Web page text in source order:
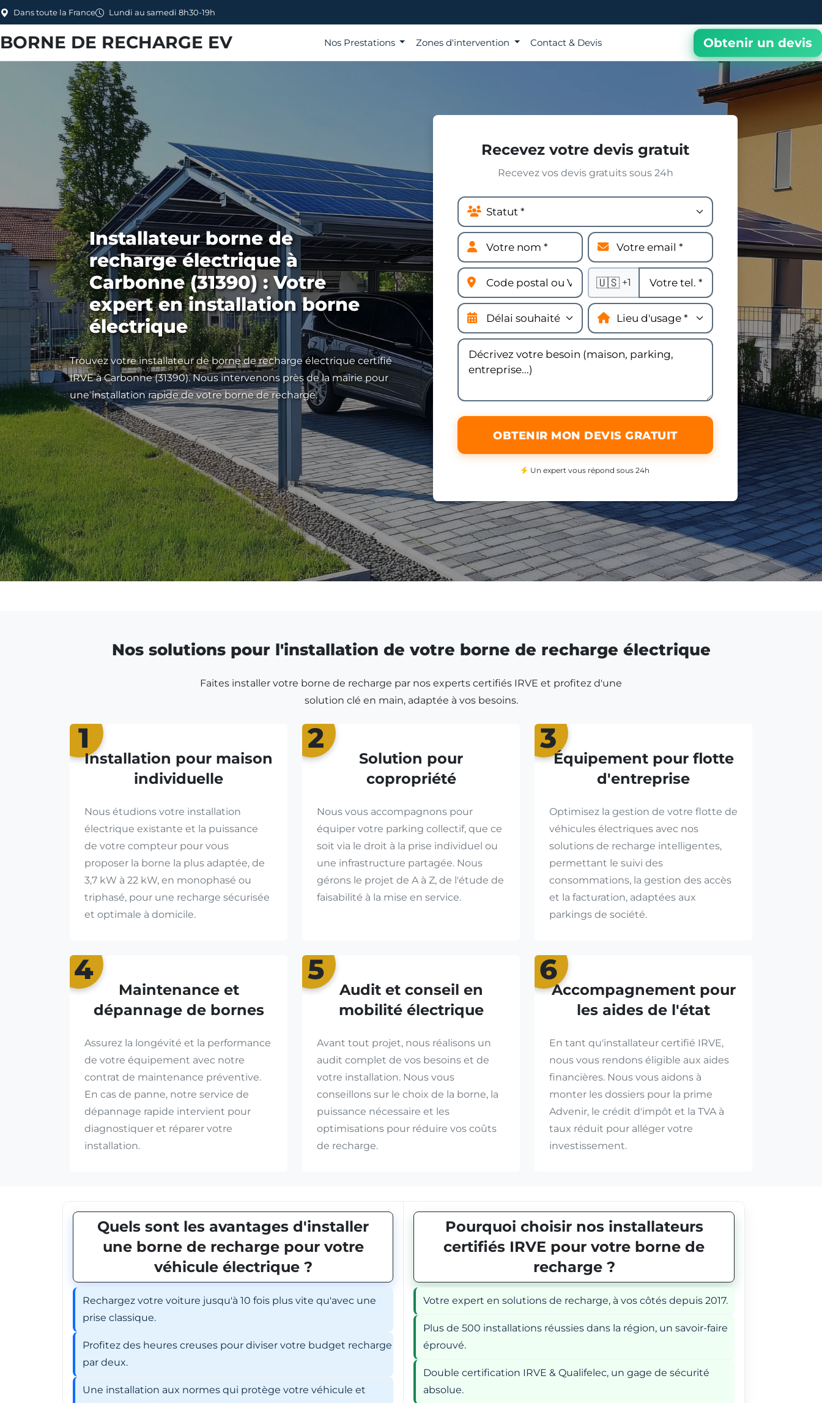
Dans toute la France Lundi au samedi 8h30-19h
BORNE DE RECHARGE EV Nos Prestations Zones d'intervention Contact & Devis Obtenir un devis
Installateur borne de
recharge électrique à
Carbonne (31390) : Votre
expert en installation borne
électrique
Trouvez votre installateur de borne de recharge électrique certifié
IRVE à Carbonne (31390). Nous intervenons près de la mairie pour
une installation rapide de votre borne de recharge.
Recevez votre devis gratuit
Recevez vos devis gratuits sous 24h
🇺🇸 +1
OBTENIR MON DEVIS GRATUIT
Un expert vous répond sous 24h
Nos solutions pour l'installation de votre borne de recharge électrique
Faites installer votre borne de recharge par nos experts certifiés IRVE et profitez d'une
solution clé en main, adaptée à vos besoins.
1
Installation pour maison
individuelle
Nous étudions votre installation
électrique existante et la puissance
de votre compteur pour vous
proposer la borne la plus adaptée, de
3,7 kW à 22 kW, en monophasé ou
triphasé, pour une recharge sécurisée
et optimale à domicile.
2
Solution pour
copropriété
Nous vous accompagnons pour
équiper votre parking collectif, que ce
soit via le droit à la prise individuel ou
une infrastructure partagée. Nous
gérons le projet de A à Z, de l'étude de
faisabilité à la mise en service.
3
Équipement pour flotte
d'entreprise
Optimisez la gestion de votre flotte de
véhicules électriques avec nos
solutions de recharge intelligentes,
permettant le suivi des
consommations, la gestion des accès
et la facturation, adaptées aux
parkings de société.
4
Maintenance et
dépannage de bornes
Assurez la longévité et la performance
de votre équipement avec notre
contrat de maintenance préventive.
En cas de panne, notre service de
dépannage rapide intervient pour
diagnostiquer et réparer votre
installation.
5
Audit et conseil en
mobilité électrique
Avant tout projet, nous réalisons un
audit complet de vos besoins et de
votre installation. Nous vous
conseillons sur le choix de la borne, la
puissance nécessaire et les
optimisations pour réduire vos coûts
de recharge.
6
Accompagnement pour
les aides de l'état
En tant qu'installateur certifié IRVE,
nous vous rendons éligible aux aides
financières. Nous vous aidons à
monter les dossiers pour la prime
Advenir, le crédit d'impôt et la TVA à
taux réduit pour alléger votre
investissement.
Quels sont les avantages d'installer
une borne de recharge pour votre
véhicule électrique ?
Rechargez votre voiture jusqu'à 10 fois plus vite qu'avec une
prise classique.
Profitez des heures creuses pour diviser votre budget recharge
par deux.
Une installation aux normes qui protège votre véhicule et
Pourquoi choisir nos installateurs
certifiés IRVE pour votre borne de
recharge ?
Votre expert en solutions de recharge, à vos côtés depuis 2017.
Plus de 500 installations réussies dans la région, un savoir-faire
éprouvé.
Double certification IRVE & Qualifelec, un gage de sécurité
absolue.